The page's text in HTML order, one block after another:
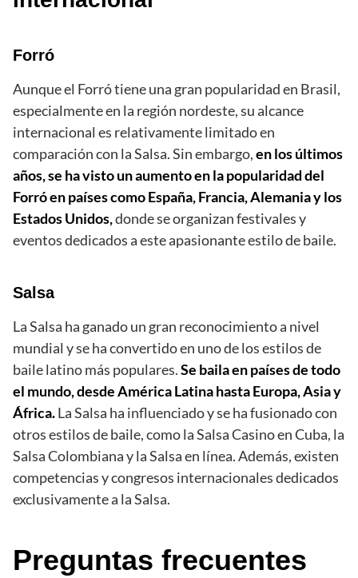
Forró
Aunque el Forró tiene una gran popularidad en Brasil,
especialmente en la región nordeste, su alcance
internacional es relativamente limitado en
comparación con la Salsa. Sin embargo,en los últimos
años, se ha visto un aumento en la popularidad del
Forró en países como España, Francia, Alemania y los
Estados Unidos,donde se organizan festivales y
eventos dedicados a este apasionante estilo de baile.
Salsa
La Salsa ha ganado un gran reconocimiento a nivel
mundial y se ha convertido en uno de los estilos de
baile latino más populares.Se baila en países de todo
el mundo, desde América Latina hasta Europa, Asia y
África.La Salsa ha influenciado y se ha fusionado con
otros estilos de baile, como la Salsa Casino en Cuba, la
Salsa Colombiana y la Salsa en línea. Además, existen
competencias y congresos internacionales dedicados
exclusivamente a la Salsa.
Preguntas frecuentes